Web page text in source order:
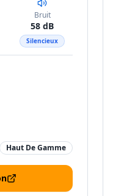
Bruit
58 dB
Silencieux
Haut De Gamme